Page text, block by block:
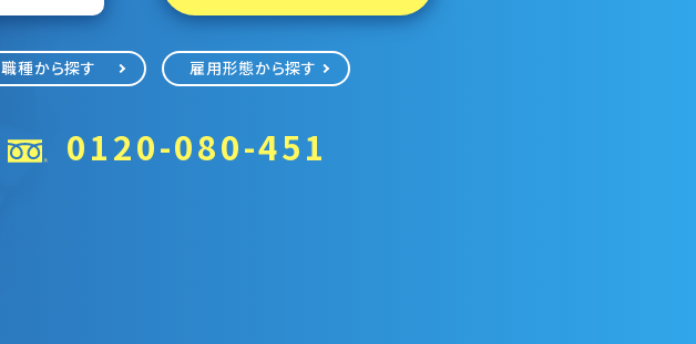
職種から探す 雇用形態から探す
0120-080-451